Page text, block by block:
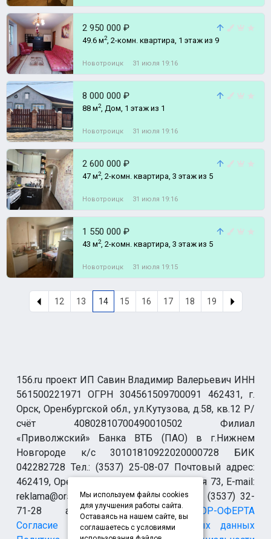
2 950 000 ₽
49.6 м2, 2-комн. квартира, 1 этаж из 9
Новотроицк 31 июля 19:16
8 000 000 ₽
88 м2, Дом, 1 этаж из 1
Новотроицк 31 июля 19:16
2 600 000 ₽
47 м2, 2-комн. квартира, 3 этаж из 5
Новотроицк 31 июля 19:16
1 550 000 ₽
43 м2, 2-комн. квартира, 3 этаж из 5
Новотроицк 31 июля 19:15
12 13 14 15 16 17 18 19
156.ru проект ИП Савин Владимир Валерьевич ИНН
561500221971 ОГРН 304561509700091 462431, г.
Орск, Оренбургской обл., ул.Кутузова, д.58, кв.12 Р/
счёт 40802810700490010502 Филиал
«Приволжский» Банка ВТБ (ПАО) в г.Нижнем
Новгороде к/с 30101810922020000728 БИК
042282728 Тел.: (3537) 25-08-07 Почтовый адрес:
462419, Оренбургская обл., г. Орск-19 а/я 73, E-mail:
reklama@orsk.ru ТЕЛЕФОН МОДЕРАЦИИ (3537) 32-
71-28 allsupport@orsk.ruДОГОВОР-ОФЕРТА
Согласие на обработку персональных данных
Мы используем файлы cookies
для улучшения работы сайта.
Оставаясь на нашем сайте, вы
соглашаетесь с условиями